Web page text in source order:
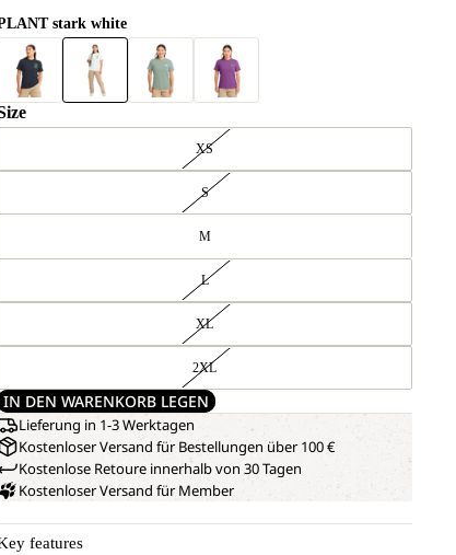
stark white
XS
S
M
L
XL
2XL
IN DEN WARENKORB LEGEN
Lieferung in 1-3 Werktagen
Kostenloser Versand für Bestellungen über 100 €
Kostenlose Retoure innerhalb von 30 Tagen
Kostenloser Versand für Member
features